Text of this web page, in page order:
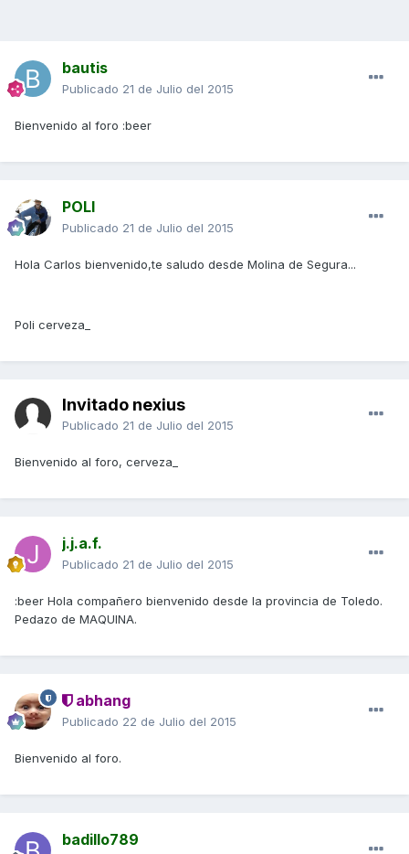
bautis
Publicado 21 de Julio del 2015
Bienvenido al foro :beer
POLI
Publicado 21 de Julio del 2015
Hola Carlos bienvenido,te saludo desde Molina de Segura...
Poli cerveza_
Invitado nexius
Publicado 21 de Julio del 2015
Bienvenido al foro, cerveza_
j.j.a.f.
Publicado 21 de Julio del 2015
:beer Hola compañero bienvenido desde la provincia de Toledo.
Pedazo de MAQUINA.
abhang
Publicado 22 de Julio del 2015
Bienvenido al foro.
badillo789